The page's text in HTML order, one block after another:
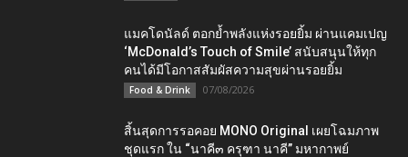
แมคโดนัลด์ ตอกย้ำพลังแห่งรอยยิ้ม ผ่านแคมเปญ
‘McDonald’s Touch of Smile’ สนับสนุนให้ทุก
คนได้มีโอกาสสัมผัสความสุขผ่านรอยยิ้ม
Food & Drink 07/08/2026
สิ้นสุดการรอคอย MONO Original เผยโฉมภาพ
ชุดแรก ใน “นาคี๓ ครุฑา นาคี” มหากาพย์